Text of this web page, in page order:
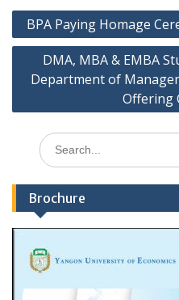
Post
navigation
BPA Paying Homage
DMA, MBA & EMBA
Department of
Offering
Search
for:
Brochure